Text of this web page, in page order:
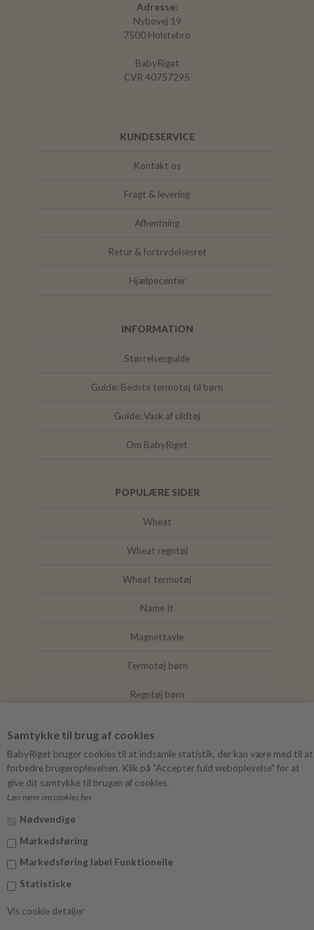
Samtykke til brug af cookies
BabyRiget bruger cookies til at indsamle statistik, der kan være med til at
forbedre brugeroplevelsen. Klik på "Accepter fuld weboplevelse" for at
give dit samtykke til brugen af cookies.
Læs mere om cookies her
Nødvendige
Markedsføring
Markedsføring label Funktionelle
Statistiske
Vis cookie detaljer
Adresse:
Nybovej 19
7500 Holstebro
BabyRiget
CVR 40757295
KUNDESERVICE
Kontakt os
Fragt & levering
Afhentning
Retur & fortrydelsesret
Hjælpecenter
INFORMATION
Størrelsesguide
Guide: Bedste termotøj til børn
Guide: Vask af uldtøj
Om BabyRiget
POPULÆRE SIDER
Wheat
Wheat regntøj
Wheat termotøj
Name It
Magnettavle
Termotøj børn
Regntøj børn
Mushie
Facebook